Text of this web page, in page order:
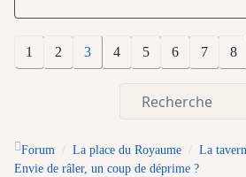
1 2 3 4 5 6 7 8
Forum La place du Royaume
La
Envie de râler, un coup de déprime ?